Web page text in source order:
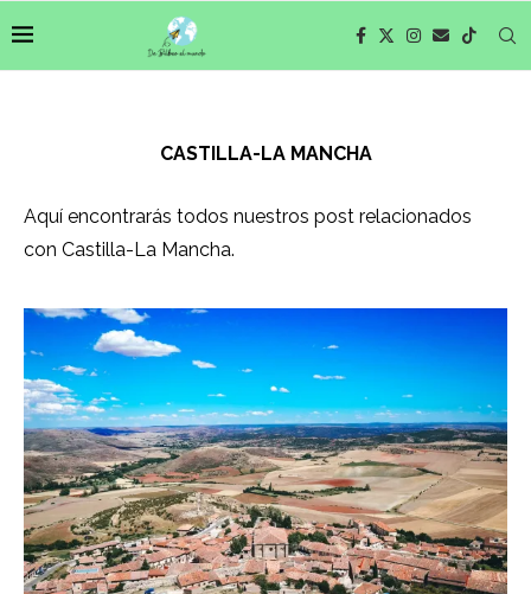
CASTILLA-LA MANCHA
Aquí encontrarás todos nuestros post relacionados
con Castilla-La Mancha.